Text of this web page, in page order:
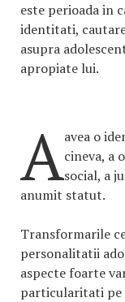
este perioada in
identitati,
asupra
apropiate lui.
Aavea o
cineva, a
social, a
anumit statut.
Transformarile
personalitatii
aspecte foarte
particularitati pe